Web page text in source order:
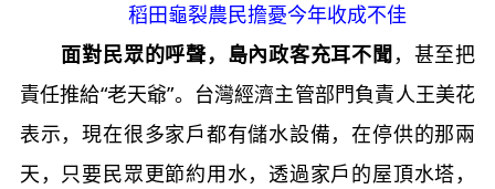
稻田龜裂農民擔憂今年收成不佳
面對民眾的呼聲，島內政客充耳不聞 ，甚至把
責任推給“老天爺”。台灣經濟主管部門負責人王美花
表示，現在很多家戶都有儲水設備，在停供的那兩
天，只要民眾更節約用水，透過家戶的屋頂水塔，